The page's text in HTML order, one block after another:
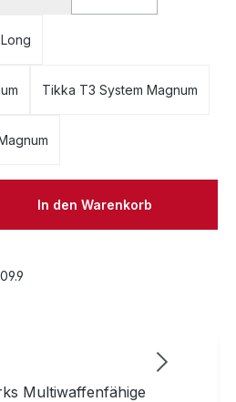
Tikka T3 System Magnum
Gib den
In den Warenkorb
Multiwaffenfähige